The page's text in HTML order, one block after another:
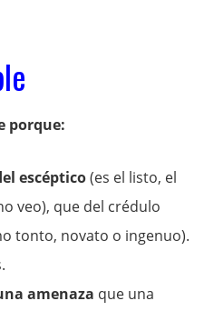
porque:
escéptico(es el listo, el
veo), que del crédulo
tonto, novato o ingenuo).
amenaza que una